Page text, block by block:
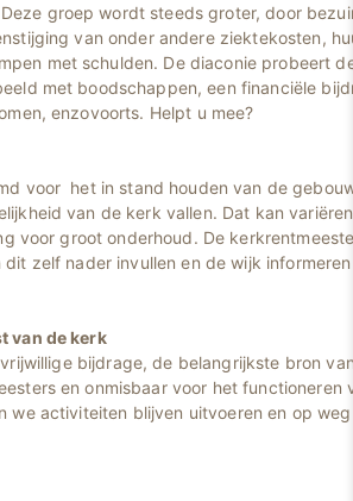
groep wordt steeds groter, door
van onder andere ziektekosten,
met schulden. De diaconie probeert
met boodschappen, een financiële
enzovoorts. Helpt u mee?
voor het in stand houden van de
van de kerk vallen. Dat kan
voor groot onderhoud. De
zelf nader invullen en de wijk
van de kerk
bijdrage, de belangrijkste bron
en onmisbaar voor het functioneren
we activiteiten blijven uitvoeren en op